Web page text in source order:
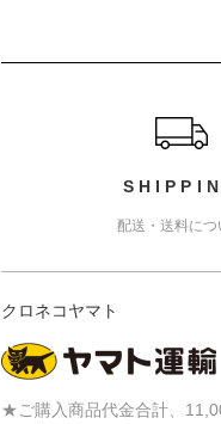
ショッピングガイド
配送・送料につ
クロネコヤマト
★ご購入商品代金合計、